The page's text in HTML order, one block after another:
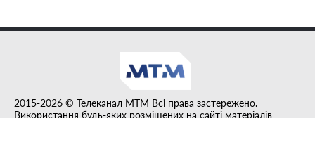
2015-2026 © Телеканал MTM Всі права застережено.
Використання будь-яких розміщених на сайті матеріалів